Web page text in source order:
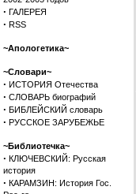
· ГАЛЕРЕЯ
· RSS
~Апологетика~
~Словари~
· ИСТОРИЯ Отечества
· СЛОВАРЬ биографий
· БИБЛЕЙСКИЙ словарь
· РУССКОЕ ЗАРУБЕЖЬЕ
~Библиотечка~
· КЛЮЧЕВСКИЙ: Русская
история
· КАРАМЗИН: История Гос.